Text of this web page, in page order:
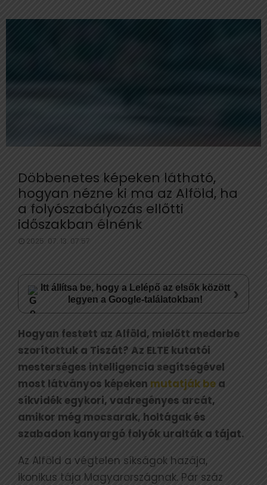
Döbbenetes képeken látható,
hogyan nézne ki ma az Alföld, ha
a folyószabályozás ellőtti
időszakban élnénk
2025. 07. 13. 07:57
Itt állítsa be, hogy a Lelépő az elsők között
legyen a Google-találatokban!
›
Hogyan festett az Alföld, mielőtt mederbe
szorítottuk a Tiszát? Az ELTE kutatói
mesterséges intelligencia segítségével
most látványos képeken mutatják be a
síkvidék egykori, vadregényes arcát,
amikor még mocsarak, holtágak és
szabadon kanyargó folyók uralták a tájat.
Az Alföld a végtelen síkságok hazája,
ikonikus tája Magyarországnak. Pár száz